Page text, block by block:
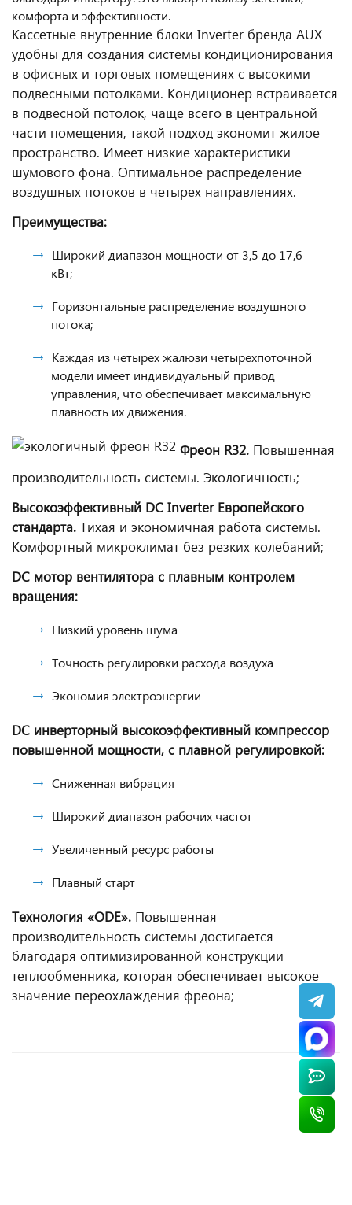
комфорта и эффективности.
Кассетные внутренние блоки Inverter бренда AUX
удобны для создания системы кондиционирования
в офисных и торговых помещениях с высокими
подвесными потолками. Кондиционер встраивается
в подвесной потолок, чаще всего в центральной
части помещения, такой подход экономит жилое
пространство. Имеет низкие характеристики
шумового фона. Оптимальное распределение
воздушных потоков в четырех направлениях.
Преимущества:
Широкий диапазон мощности от 3,5 до 17,6
кВт;
Горизонтальные распределение воздушного
потока;
Каждая из четырех жалюзи четырехпоточной
модели имеет индивидуальный привод
управления, что обеспечивает максимальную
плавность их движения.
Фреон R32. Повышенная
производительность системы. Экологичность;
Высокоэффективный DC Inverter Европейского
стандарта. Тихая и экономичная работа системы.
Комфортный микроклимат без резких колебаний;
DC мотор вентилятора с плавным контролем
вращения:
Низкий уровень шума
Точность регулировки расхода воздуха
Экономия электроэнергии
DC инверторный высокоэффективный компрессор
повышенной мощности, с плавной регулировкой:
Сниженная вибрация
Широкий диапазон рабочих частот
Увеличенный ресурс работы
Плавный старт
Технология «ODE». Повышенная
производительность системы достигается
благодаря оптимизированной конструкции
теплообменника, которая обеспечивает высокое
значение переохлаждения фреона;